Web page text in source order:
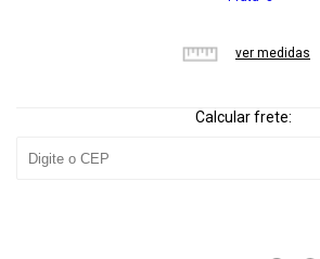
ver medidas
Calcular frete: